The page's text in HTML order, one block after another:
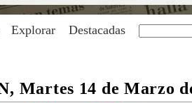
Explorar Destacadas
Martes 14 de Marzo